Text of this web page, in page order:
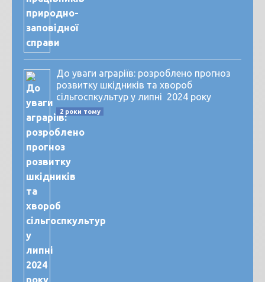
До уваги аграріїв: розроблено прогноз
розвитку шкідників та хвороб
сільгоспкультур у липні 2024 року
2 роки тому